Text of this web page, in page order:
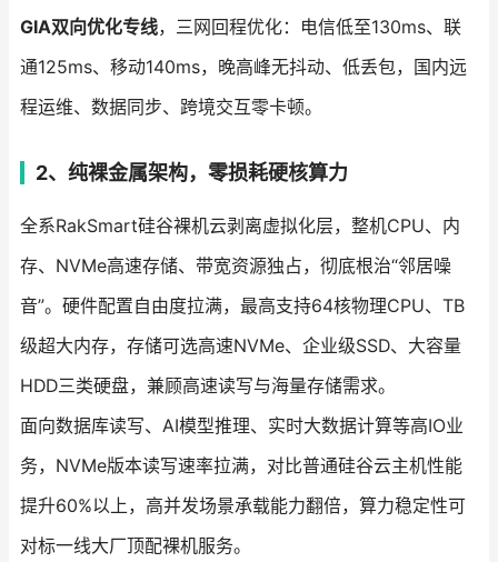
GIA双向优化专线，三网回程优化：电信低至130ms、联
通125ms、移动140ms，晚高峰无抖动、低丢包，国内远
程运维、数据同步、跨境交互零卡顿。
2、纯裸金属架构，零损耗硬核算力
全系RakSmart硅谷裸机云剥离虚拟化层，整机CPU、内
存、NVMe高速存储、带宽资源独占，彻底根治“邻居噪
音”。硬件配置自由度拉满，最高支持64核物理CPU、TB
级超大内存，存储可选高速NVMe、企业级SSD、大容量
HDD三类硬盘，兼顾高速读写与海量存储需求。
面向数据库读写、AI模型推理、实时大数据计算等高IO业
务，NVMe版本读写速率拉满，对比普通硅谷云主机性能
提升60%以上，高并发场景承载能力翻倍，算力稳定性可
对标一线大厂顶配裸机服务。